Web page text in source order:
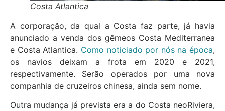
Costa Atlantica
A corporação, da qual a Costa faz parte, já havia
anunciado a venda dos gêmeos Costa Mediterranea
e Costa Atlantica. Como noticiado por nós na época,
os navios deixam a frota em 2020 e 2021,
respectivamente. Serão operados por uma nova
companhia de cruzeiros chinesa, ainda sem nome.
Outra mudança já prevista era a do Costa neoRiviera,